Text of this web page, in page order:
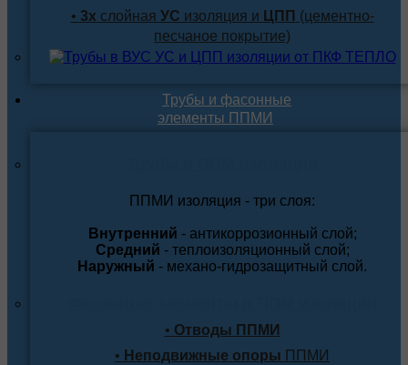
• 3х слойная УС изоляция и ЦПП (цементно-
песчаное покрытие)
Трубы и фасонные
элементы ППМИ
ППМИ изоляция - три слоя:
Внутренний - антикоррозионный слой;
Средний - теплоизоляционный слой;
Наружный - механо-гидрозащитный слой.
• Отводы ППМИ
• Неподвижные опоры ППМИ